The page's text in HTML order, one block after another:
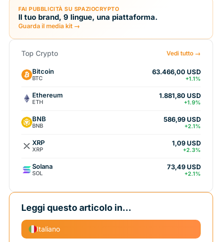
FAI PUBBLICITÀ SU SPAZIOCRYPTO
Il tuo brand, 9 lingue, una piattaforma.
Guarda il media kit →
Top Crypto Vedi tutto →
Bitcoin
BTC
63.466,00 USD
+1.1%
Ethereum
ETH
1.881,80 USD
+1.9%
BNB
BNB
586,99 USD
+2.1%
XRP
XRP
1,09 USD
+2.3%
Solana
SOL
73,49 USD
+2.1%
Leggi questo articolo in...
Italiano